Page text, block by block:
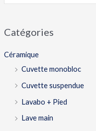
Catégories
Céramique
Cuvette monobloc
Cuvette suspendue
Lavabo + Pied
Lave main